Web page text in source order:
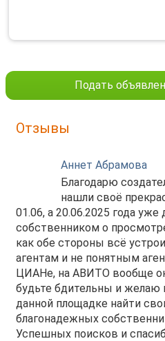
Подать
Отзывы
Аннет Абрамова
Благодарю
нашли своё
01.06, а 20.06.2025 года уже
собственником о
как обе стороны всё
агентам и не понятным
ЦИАНе, на АВИТО вообще
будьте бдительны и желаю
данной площадке найти
благонадежных
Успешных поисков и